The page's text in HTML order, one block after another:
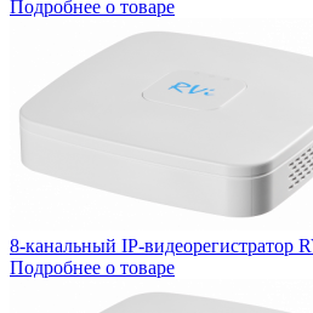
Подробнее о товаре
8-канальный IP-видеорегистратор
Подробнее о товаре